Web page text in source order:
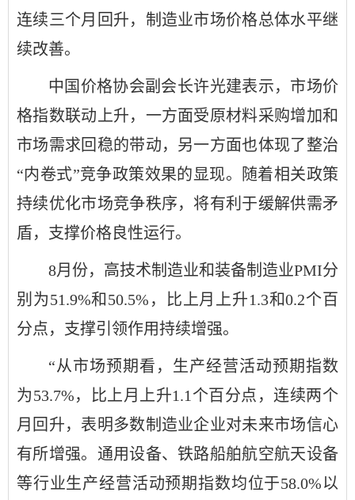
连续三个月回升，制造业市场价格总体水平继
续改善。
中国价格协会副会长许光建表示，市场价
格指数联动上升，一方面受原材料采购增加和
市场需求回稳的带动，另一方面也体现了整治
“内卷式”竞争政策效果的显现。随着相关政策
持续优化市场竞争秩序，将有利于缓解供需矛
盾，支撑价格良性运行。
8月份，高技术制造业和装备制造业PMI分
别为51.9%和50.5%，比上月上升1.3和0.2个百
分点，支撑引领作用持续增强。
“从市场预期看，生产经营活动预期指数
为53.7%，比上月上升1.1个百分点，连续两个
月回升，表明多数制造业企业对未来市场信心
有所增强。通用设备、铁路船舶航空航天设备
等行业生产经营活动预期指数均位于58.0%以